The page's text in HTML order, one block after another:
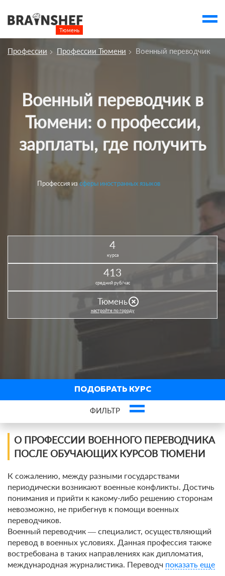
Тюмень
Курсы Тюмени
Компании
Профессии
Профессии Профессии Тюмени Военный переводчик
Военный переводчик в
Тюмени: о профессии,
зарплаты, где получить
Профессия изсферы иностранных языков
4
курса
413
средний руб/час
Тюменьhighlight_off
настройте по городу
О ПРОФЕССИИ ВОЕННОГО ПЕРЕВОДЧИКА
ПОСЛЕ ОБУЧАЮЩИХ КУРСОВ ТЮМЕНИ
К сожалению, между разными государствами
периодически возникают военные конфликты. Достичь
понимания и прийти к какому-либо решению сторонам
невозможно, не прибегнув к помощи военных
переводчиков.
Военный переводчик ― специалист, осуществляющий
перевод в военных условиях. Данная профессия также
востребована в таких направлениях как дипломатия,
международная журналистика. Переводч показать еще
ПОДОБРАТЬ КУРС
ФИЛЬТР
Фильтр курсов по профессии
По виду
По форме обучения
По кол-ву учеников
По языку обучения